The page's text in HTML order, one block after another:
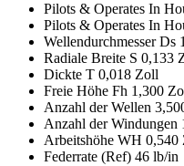
Pilots & Operates In
Pilots & Operates In
Wellendurchmesser Ds
Radiale Breite S 0,133
Dickte T 0,018 Zoll
Freie Höhe Fh 1,300
Anzahl der Wellen
Anzahl der Windungen
Arbeitshöhe WH 0,540
Federrate (Ref) 46 lb/in